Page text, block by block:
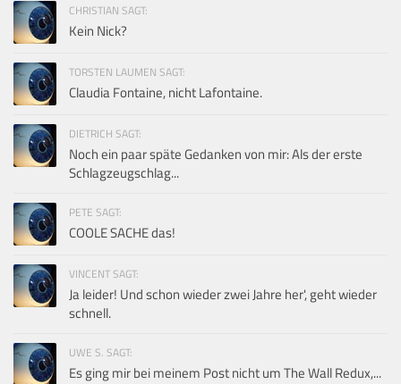
CHRISTIAN SAGT:
Kein Nick?
TORSTEN LAUMEN SAGT:
Claudia Fontaine, nicht Lafontaine.
DIETRICH SAGT:
Noch ein paar späte Gedanken von mir: Als der erste
Schlagzeugschlag...
PETE SAGT:
COOLE SACHE das!
VINCENT SAGT:
Ja leider! Und schon wieder zwei Jahre her', geht wieder
schnell.
UWE S. SAGT:
Es ging mir bei meinem Post nicht um The Wall Redux,...